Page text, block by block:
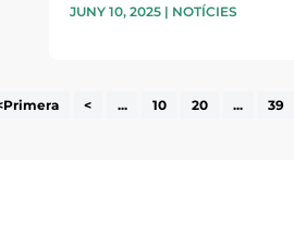
JUNY 10, 2025| NOTÍCIES
< ... 10 20 ... 39